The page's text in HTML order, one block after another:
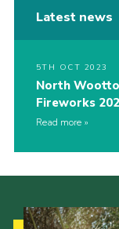
Latest news
5TH OCT 2023
North
Fireworks
Read more